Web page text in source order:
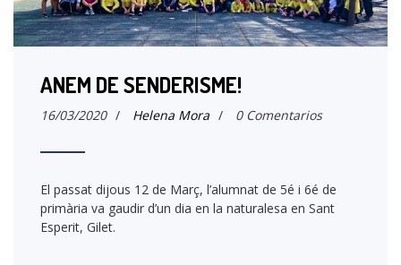
ANEM DE SENDERISME!
16/03/2020 / Helena Mora / 0 Comentarios
El passat dijous 12 de Març, l’alumnat de 5é i 6é de
primària va gaudir d’un dia en la naturalesa en Sant
Esperit, Gilet.